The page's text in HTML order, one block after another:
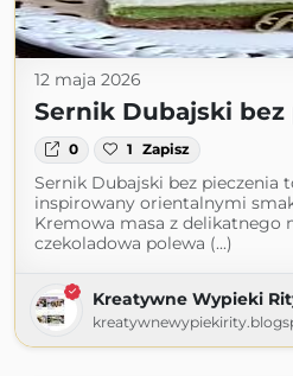
12 maja 2026
Sernik Dubajski bez
0 1 Zapisz
Sernik Dubajski bez pieczenia
inspirowany orientalnymi
Kremowa masa z delikatnego
czekoladowa polewa (...)
Kreatywne Wypieki